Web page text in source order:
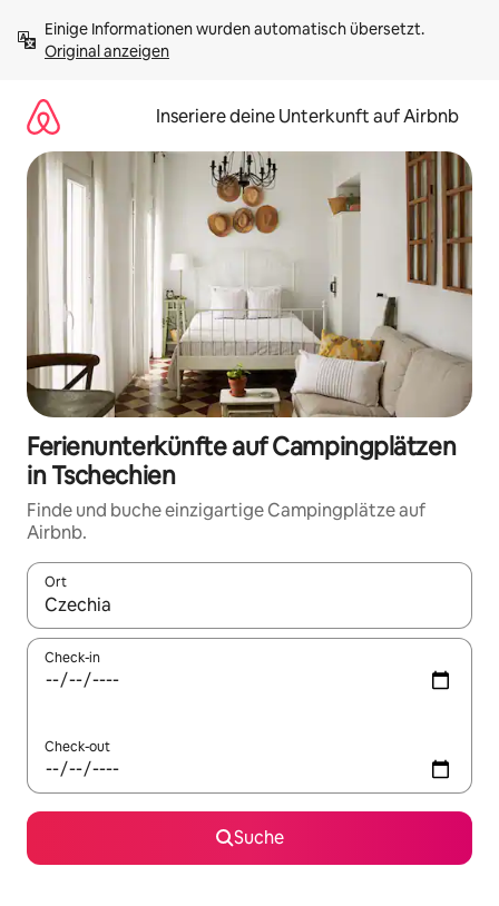
Inhalten
springenOriginal anzeigen
Inseriere deine Unterkunft auf Airbnb
Ferienunterkünfte auf Campingplätzen
in Tschechien
Finde und buche einzigartige Campingplätze auf
Airbnb.
Ort
Wenn Ergebnisse verfügbar sind, navigiere mit den
Check-in
Check-out
Suche